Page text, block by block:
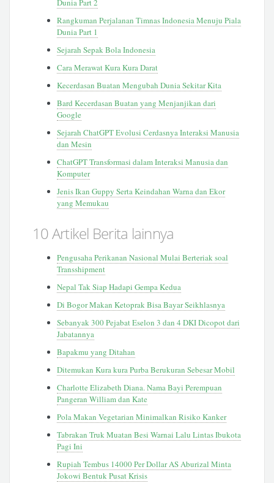
Dunia Part 2
Rangkuman Perjalanan Timnas Indonesia Menuju Piala
Dunia Part 1
Sejarah Sepak Bola Indonesia
Cara Merawat Kura Kura Darat
Kecerdasan Buatan Mengubah Dunia Sekitar Kita
Bard Kecerdasan Buatan yang Menjanjikan dari
Google
Sejarah ChatGPT Evolusi Cerdasnya Interaksi Manusia
dan Mesin
ChatGPT Transformasi dalam Interaksi Manusia dan
Komputer
Jenis Ikan Guppy Serta Keindahan Warna dan Ekor
yang Memukau
10 Artikel Berita lainnya
Pengusaha Perikanan Nasional Mulai Berteriak soal
Transshipment
Nepal Tak Siap Hadapi Gempa Kedua
Di Bogor Makan Ketoprak Bisa Bayar Seikhlasnya
Sebanyak 300 Pejabat Eselon 3 dan 4 DKI Dicopot dari
Jabatannya
Bapakmu yang Ditahan
Ditemukan Kura kura Purba Berukuran Sebesar Mobil
Charlotte Elizabeth Diana. Nama Bayi Perempuan
Pangeran William dan Kate
Pola Makan Vegetarian Minimalkan Risiko Kanker
Tabrakan Truk Muatan Besi Warnai Lalu Lintas Ibukota
Pagi Ini
Rupiah Tembus 14000 Per Dollar AS Aburizal Minta
Jokowi Bentuk Pusat Krisis